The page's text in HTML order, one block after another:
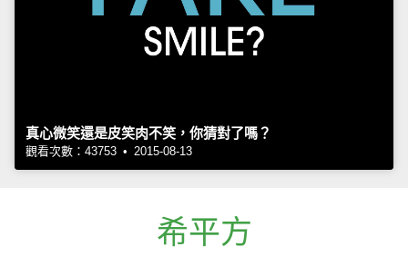
真心微笑還是皮笑肉不笑，你猜對了嗎？
觀看次數：43753 • 2015-08-13
希平方